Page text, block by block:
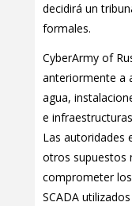
decidirá un
formales.
CyberArmy of
anteriormente a
agua,
e
Las autoridades
otros supuestos
comprometer
SCADA